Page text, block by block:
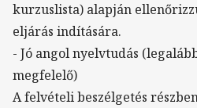
kurzuslista) alapján
eljárás indítására.
- Jó angol nyelvtudás
megfelelő)
A felvételi beszélgetés